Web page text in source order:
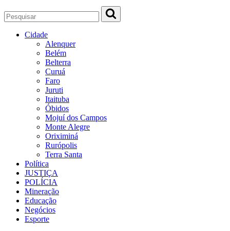
Cidade
Alenquer
Belém
Belterra
Curuá
Faro
Juruti
Itaituba
Óbidos
Mojuí dos Campos
Monte Alegre
Oriximiná
Rurópolis
Terra Santa
Política
JUSTIÇA
POLÍCIA
Mineração
Educação
Negócios
Esporte